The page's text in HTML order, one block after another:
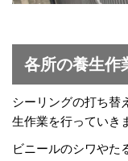
各所の養生作
シーリングの打ち替
生作業を行っていき
ビニールのシワやた